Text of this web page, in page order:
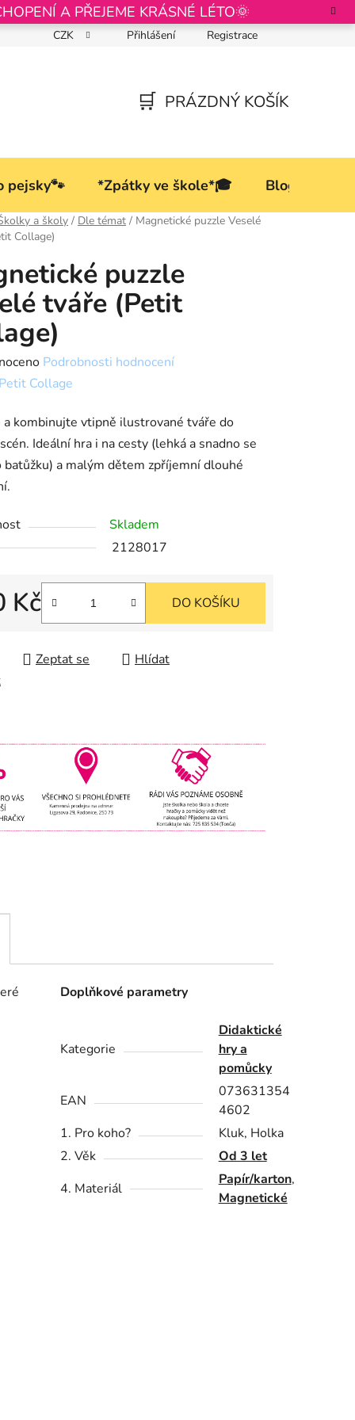
A PŘEJEME KRÁSNÉ LÉTO🌞
Podmínky ochrany osobních údajů
CZK Přihlášení Registrace
KOŠÍK
PRÁZDNÝ KOŠÍK
pejsky🐾 *Zpátky ve škole*🎓 Blog
a školy / Dle témat / Magnetické puzzle Veselé
Collage)
puzzle
tváře (Petit
Podrobnosti hodnocení
Petit Collage
a kombinujte vtipně ilustrované tváře do
Ideální hra i na cesty (lehká a snadno se
batůžku) a malým dětem zpříjemní dlouhé
Skladem
2128017
Kč DO KOŠÍKU
Zeptat se
Hlídat
Doplňkové parametry
Kategorie
Didaktické
hry a
pomůcky
EAN
073631354
4602
1. Pro koho?
Kluk, Holka
2. Věk
Od 3 let
4. Materiál
Papír/karton,
Magnetické